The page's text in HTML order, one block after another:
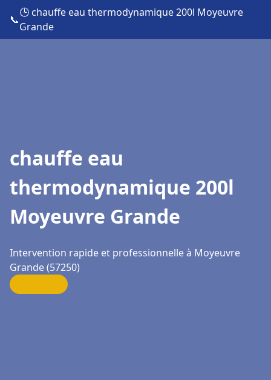
📞
🕒 chauffe eau thermodynamique 200l Moyeuvre
Grande
chauffe eau
thermodynamique 200l
Moyeuvre Grande
Intervention rapide et professionnelle à Moyeuvre
Grande (57250)